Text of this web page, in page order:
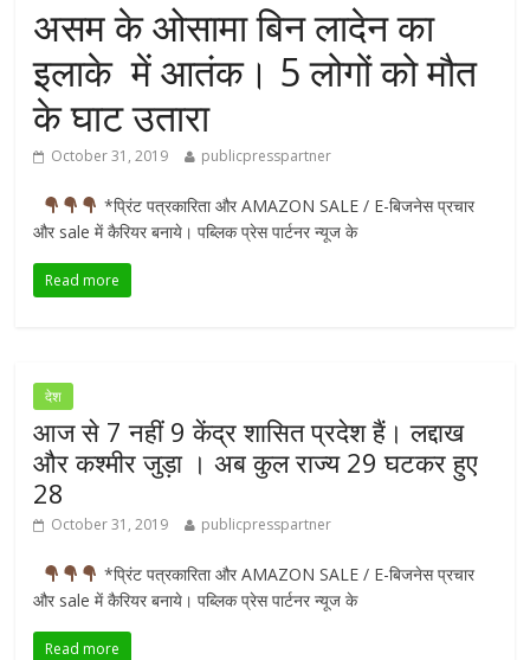
असम के ओसामा बिन लादेन का
इलाके में आतंक। 5 लोगों को मौत
के घाट उतारा
October 31, 2019 publicpresspartner
*प्रिंट पत्रकारिता और AMAZON SALE / E-बिजनेस प्रचार
और sale में कैरियर बनाये। पब्लिक प्रेस पार्टनर न्यूज के
Read more
देश
आज से 7 नहीं 9 केंद्र शासित प्रदेश हैं। लद्दाख
और कश्मीर जुड़ा । अब कुल राज्य 29 घटकर हुए
28
October 31, 2019 publicpresspartner
*प्रिंट पत्रकारिता और AMAZON SALE / E-बिजनेस प्रचार
और sale में कैरियर बनाये। पब्लिक प्रेस पार्टनर न्यूज के
Read more